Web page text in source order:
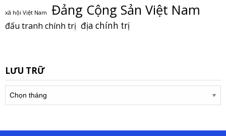
xã hội Việt Nam Đảng Cộng Sản Việt Nam
đấu tranh chính trị địa chính trị
LƯU TRỮ
trữ